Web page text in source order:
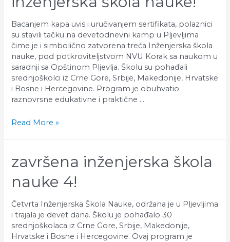
Bacanjem kapa uvis i uručivanjem sertifikata, polaznici
su stavili tačku na devetodnevni kamp u Pljevljima
čime je i simbolično zatvorena treća Inženjerska škola
nauke, pod potkroviteljstvom NVU Korak sa naukom u
saradnji sa Opštinom Pljevlja. Školu su pohađali
srednjoškolci iz Crne Gore, Srbije, Makedonije, Hrvatske
i Bosne i Hercegovine. Program je obuhvatio
raznovrsne edukativne i praktične …
zatvorena
Inženjerska
škola
Read More »
završena inženjerska škola
nauke 4!
Četvrta Inženjerska Škola Nauke, održana je u Pljevljima
i trajala je devet dana. Školu je pohađalo 30
srednjoškolaca iz Crne Gore, Srbije, Makedonije,
Hrvatske i Bosne i Hercegovine. Ovaj program je